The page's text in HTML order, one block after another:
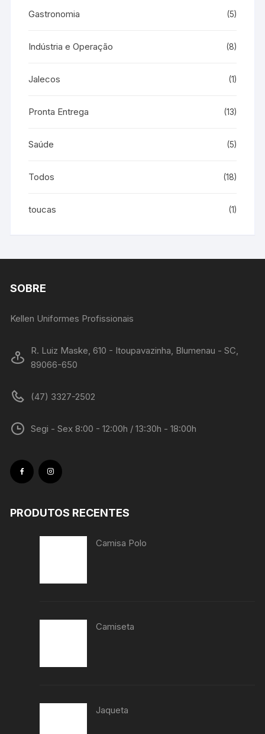
Gastronomia (5)
Indústria e Operação (8)
Jalecos (1)
Pronta Entrega (13)
Saúde (5)
Todos (18)
toucas (1)
SOBRE
Kellen Uniformes Profissionais
R. Luiz Maske, 610 - Itoupavazinha, Blumenau - SC,
89066-650
(47) 3327-2502
Segi - Sex 8:00 - 12:00h / 13:30h - 18:00h
PRODUTOS RECENTES
Camisa Polo
Camiseta
Jaqueta